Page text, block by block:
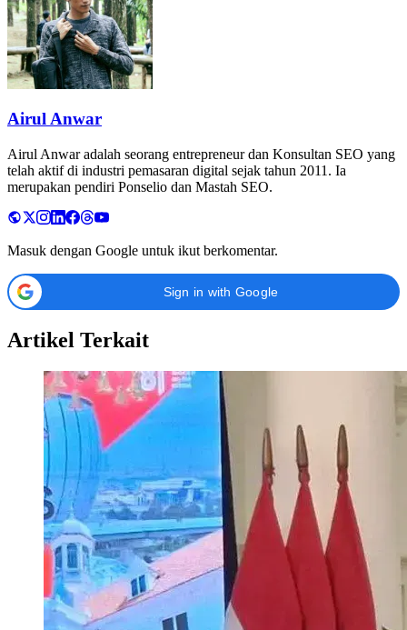
Airul Anwar
Airul Anwar adalah seorang entrepreneur dan Konsultan SEO yang
telah aktif di industri pemasaran digital sejak tahun 2011. Ia
merupakan pendiri Ponselio dan Mastah SEO.
Masuk dengan Google untuk ikut berkomentar.
Sign in with Google
Artikel Terkait